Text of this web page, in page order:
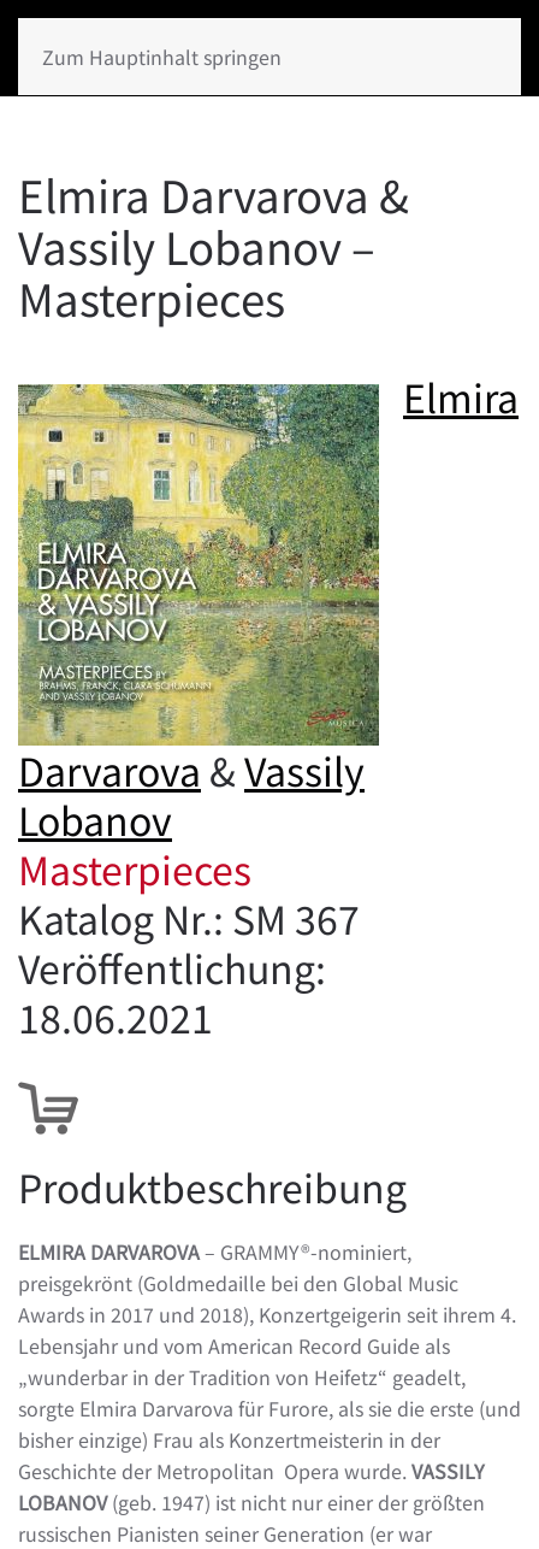
Zum Hauptinhalt springen
Elmira Darvarova &
Vassily Lobanov –
Masterpieces
Elmira
Darvarova &Vassily
Lobanov
Masterpieces
Katalog Nr.: SM 367
Veröffentlichung:
18.06.2021
Produktbeschreibung
ELMIRA DARVAROVA– GRAMMY®-nominiert,
preisgekrönt (Goldmedaille bei den Global Music
Awards in 2017 und 2018), Konzertgeigerin seit ihrem 4.
Lebensjahr und vom American Record Guide als
„wunderbar in der Tradition von Heifetz“ geadelt,
sorgte Elmira Darvarova für Furore, als sie die erste (und
bisher einzige) Frau als Konzertmeisterin in der
Geschichte der Metropolitan Opera wurde.VASSILY
LOBANOV(geb. 1947) ist nicht nur einer der größten
russischen Pianisten seiner Generation (er war